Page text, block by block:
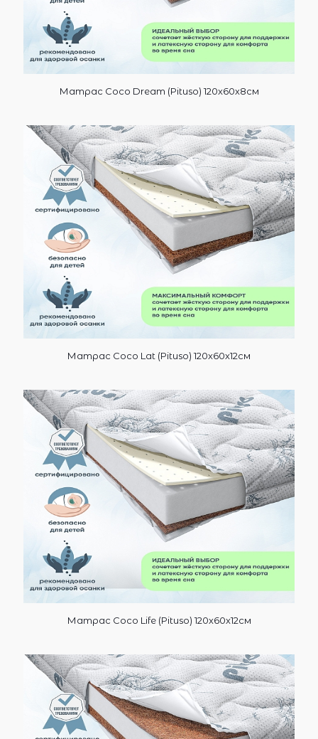
Матрас Coco Dream (Pituso) 120х60х8см
Матрас Coco Lat (Pituso) 120х60х12см
Матрас Coco Life (Pituso) 120х60х12см